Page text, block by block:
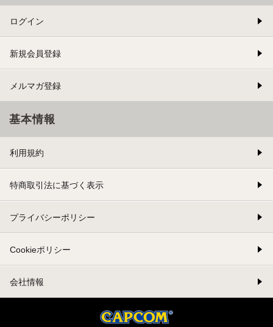
ログイン
新規会員登録
メルマガ登録
基本情報
利用規約
特商取引法に基づく表示
プライバシーポリシー
Cookieポリシー
会社情報